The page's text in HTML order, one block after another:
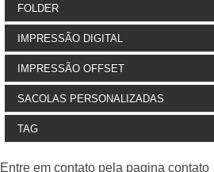
FOLDER
IMPRESSÃO DIGITAL
IMPRESSÃO OFFSET
SACOLAS PERSONALIZADAS
TAG